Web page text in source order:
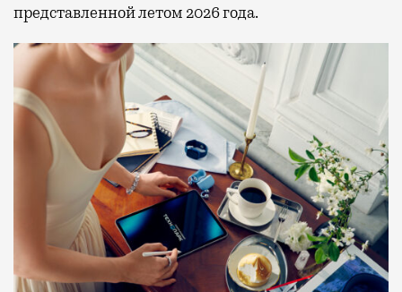
представленной летом 2026 года.